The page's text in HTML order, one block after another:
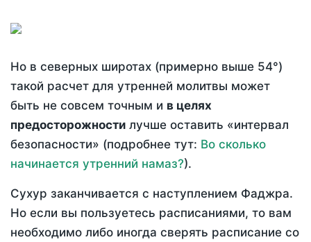
Но в северных широтах (примерно выше 54°)
такой расчет для утренней молитвы может
быть не совсем точным и в целях
предосторожности лучше оставить «интервал
безопасности» (подробнее тут: Во сколько
начинается утренний намаз?).
Сухур заканчивается с наступлением Фаджра.
Но если вы пользуетесь расписаниями, то вам
необходимо либо иногда сверять расписание со